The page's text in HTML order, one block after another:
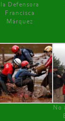
la Defensora
Francisca
Márquez
No